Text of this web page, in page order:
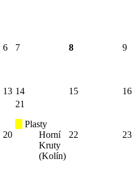
6 7 8 9
13 14 15
16
20
21
Plasty
Horní
Kruty
(Kolín)
22 23